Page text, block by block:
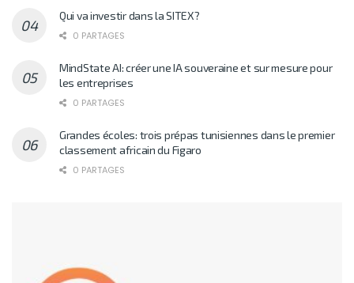
Qui va investir dans la SITEX?
0 PARTAGES
MindState AI: créer une IA souveraine et sur mesure pour
les entreprises
0 PARTAGES
Grandes écoles: trois prépas tunisiennes dans le premier
classement africain du Figaro
0 PARTAGES